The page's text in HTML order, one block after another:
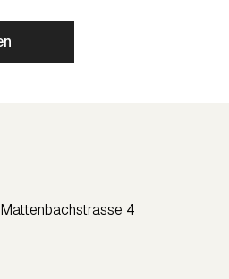
Mattenbachstrasse 4